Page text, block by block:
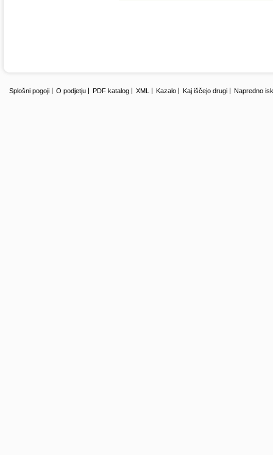
Splošni pogoji O podjetju PDF katalog XML Kazalo Kaj iščejo drugi Napredno